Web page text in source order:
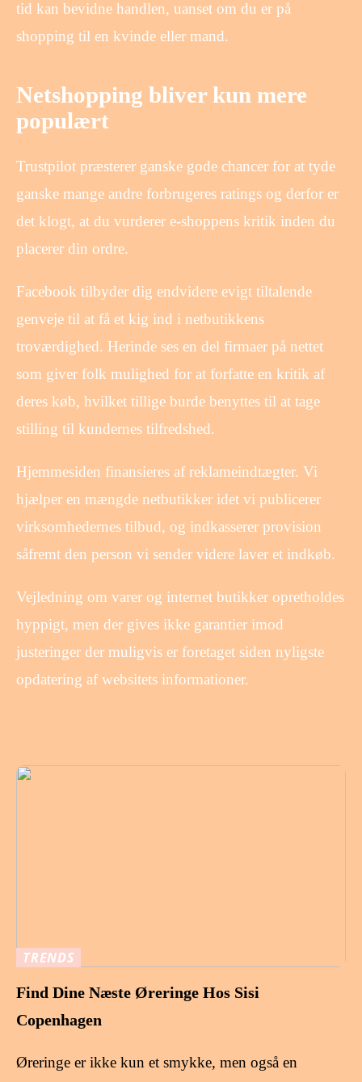
tid kan bevidne handlen, uanset om du er på
shopping til en kvinde eller mand.
Netshopping bliver kun mere
populært
Trustpilot præsterer ganske gode chancer for at tyde
ganske mange andre forbrugeres ratings og derfor er
det klogt, at du vurderer e-shoppens kritik inden du
placerer din ordre.
Facebook tilbyder dig endvidere evigt tiltalende
genveje til at få et kig ind i netbutikkens
troværdighed. Herinde ses en del firmaer på nettet
som giver folk mulighed for at forfatte en kritik af
deres køb, hvilket tillige burde benyttes til at tage
stilling til kundernes tilfredshed.
Hjemmesiden finansieres af reklameindtægter. Vi
hjælper en mængde netbutikker idet vi publicerer
virksomhedernes tilbud, og indkasserer provision
såfremt den person vi sender videre laver et indkøb.
Vejledning om varer og internet butikker opretholdes
hyppigt, men der gives ikke garantier imod
justeringer der muligvis er foretaget siden nyligste
opdatering af websitets informationer.
TRENDS
Find Dine Næste Øreringe Hos Sisi
Copenhagen
Øreringe er ikke kun et smykke, men også en